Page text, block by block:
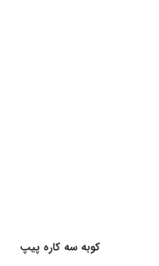
کوبه سه کاره پیپ